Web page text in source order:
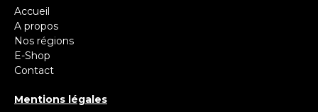
Accueil
A propos
Nos régions
E-Shop
Contact
Mentions légales